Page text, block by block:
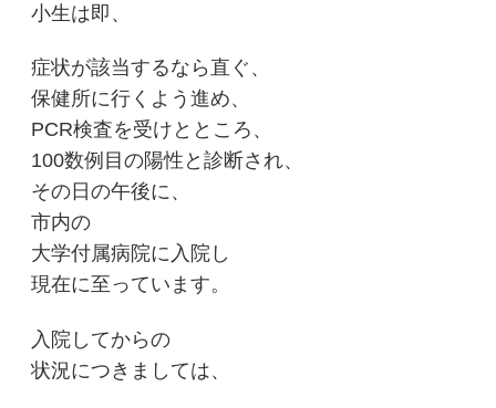
小生は即、
症状が該当するなら直ぐ、
保健所に行くよう進め、
PCR検査を受けとところ、
100数例目の陽性と診断され、
その日の午後に、
市内の
大学付属病院に入院し
現在に至っています。
入院してからの
状況につきましては、